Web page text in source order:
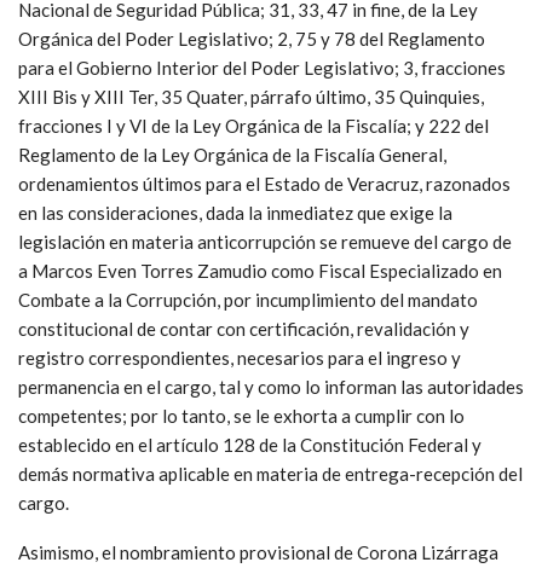
Nacional de Seguridad Pública; 31, 33, 47 in fine, de la Ley
Orgánica del Poder Legislativo; 2, 75 y 78 del Reglamento
para el Gobierno Interior del Poder Legislativo; 3, fracciones
XIII Bis y XIII Ter, 35 Quater, párrafo último, 35 Quinquies,
fracciones I y VI de la Ley Orgánica de la Fiscalía; y 222 del
Reglamento de la Ley Orgánica de la Fiscalía General,
ordenamientos últimos para el Estado de Veracruz, razonados
en las consideraciones, dada la inmediatez que exige la
legislación en materia anticorrupción se remueve del cargo de
a Marcos Even Torres Zamudio como Fiscal Especializado en
Combate a la Corrupción, por incumplimiento del mandato
constitucional de contar con certificación, revalidación y
registro correspondientes, necesarios para el ingreso y
permanencia en el cargo, tal y como lo informan las autoridades
competentes; por lo tanto, se le exhorta a cumplir con lo
establecido en el artículo 128 de la Constitución Federal y
demás normativa aplicable en materia de entrega-recepción del
cargo.
Asimismo, el nombramiento provisional de Corona Lizárraga